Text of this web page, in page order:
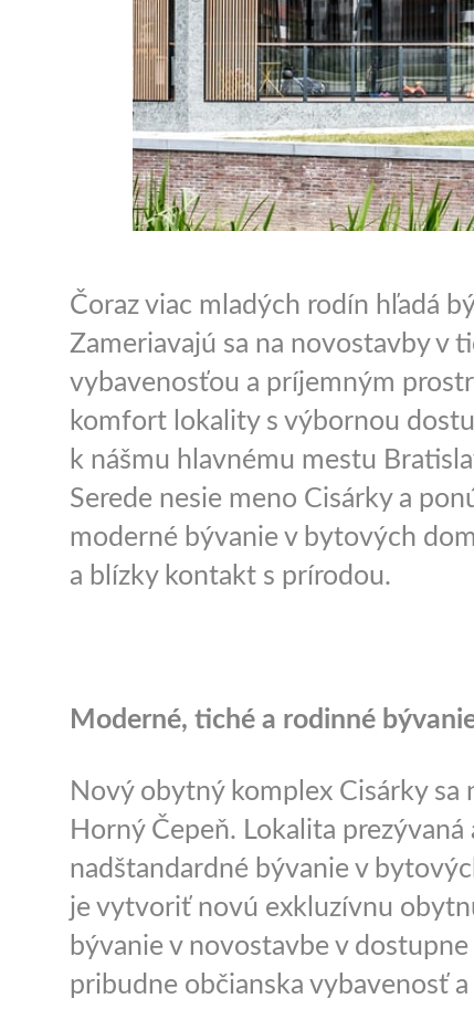
Čoraz viac mladých rodín hľadá
Zameriavajú sa na novostavby v
vybavenosťou a príjemným
komfort lokality s výbornou
k nášmu hlavnému mestu
Serede nesie meno Cisárky a
moderné bývanie v bytových
a blízky kontakt s prírodou.
Moderné, tiché a rodinné
Nový obytný komplex Cisárky sa
Horný Čepeň. Lokalita
nadštandardné bývanie v
je vytvoriť novú exkluzívnu
bývanie v novostavbe v
pribudne občianska vybavenosť